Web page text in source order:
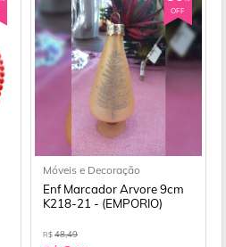
OFF
Móveis e Decoração
Enf Marcador Arvore 9cm
K218-21 - (EMPORIO)
R$ 48,49